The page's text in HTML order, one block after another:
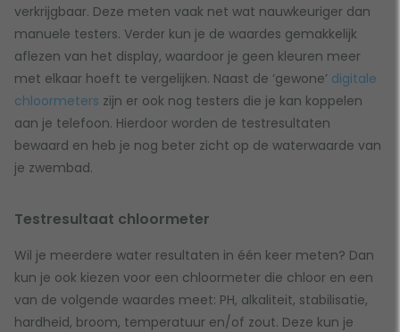
verkrijgbaar. Deze meten vaak net wat nauwkeuriger dan
manuele testers. Verder kun je de waardes gemakkelijk
aflezen van het display, waardoor je geen kleuren meer
met elkaar hoeft te vergelijken. Naast de ‘gewone’ digitale
chloormeters zijn er ook nog testers die je kan koppelen
aan je telefoon. Hierdoor worden de testresultaten
bewaard en heb je nog beter zicht op de waterwaarde van
je zwembad.
Testresultaat chloormeter
Wil je meerdere water resultaten in één keer meten? Dan
kun je ook kiezen voor een chloormeter die chloor en een
van de volgende waardes meet: PH, alkaliteit, stabilisatie,
hardheid, broom, temperatuur en/of zout. Deze kun je